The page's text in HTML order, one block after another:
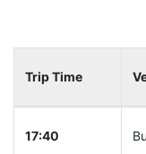
Trip Time
17:40